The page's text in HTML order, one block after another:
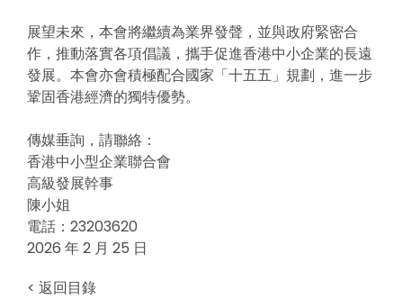
展望未來，本會將繼續為業界發聲，並與政府緊密合
作，推動落實各項倡議，攜手促進香港中小企業的長遠
發展。本會亦會積極配合國家「十五五」規劃，進一步
鞏固香港經濟的獨特優勢。
傳媒垂詢，請聯絡：
香港中小型企業聯合會
高級發展幹事
陳小姐
電話：23203620
2026 年 2 月 25 日
< 返回目錄